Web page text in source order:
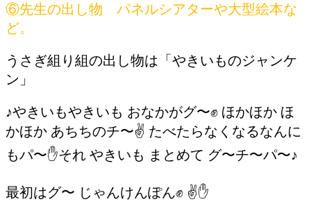
⑥先生の出し物 パネルシアターや大型絵本な
ど。
うさぎ組り組の出し物は「やきいものジャンケ
ン」
♪やきいもやきいも おなかがグ〜✊ ほかほか ほ
かほか あちちのチ〜✌️ たべたらなくなるなんに
もパ〜✋それ やきいも まとめて グ〜チ〜パ〜♪
最初はグ〜 じゃんけんぽん✊ ✌️✋